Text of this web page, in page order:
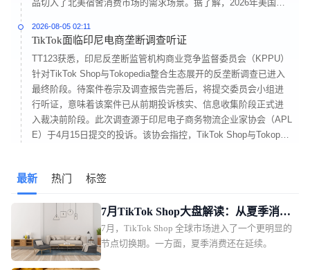
品切入了北美宿舍消费市场的需求场景。据了解，2026年美国返
但浴帘需要学生自行购买，形成了稳定需求。
2026-08-05 02:11
TikTok面临印尼电商垄断调查听证
TT123获悉，印尼反垄断监管机构商业竞争监督委员会（KPPU）
针对TikTok Shop与Tokopedia整合生态展开的反垄断调查已进入
最终阶段。待案件卷宗及调查报告完善后，将提交委员会小组进
行听证，意味着该案件已从前期投诉核实、信息收集阶段正式进
入裁决前阶段。此次调查源于印尼电子商务物流企业家协会（APL
E）于4月15日提交的投诉。该协会指控，TikTok Shop与Tokopedi
年第5号《禁止垄断与不正当商业竞争法》。根据KPPU第2号条例
规定，调查期限最长为60天。
最新 热门 标签
7月TikTok Shop大盘解读：从夏季消费
到返校季，下一波机会开始出现
7月，TikTok Shop 全球市场进入了一个更明显的
节点切换期。一方面，夏季消费还在延续。